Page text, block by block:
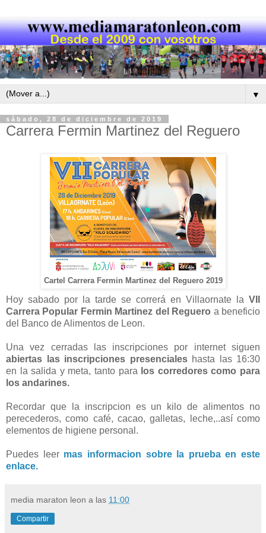
▼
sábado, 28 de diciembre de 2019
Carrera Fermin Martinez del Reguero
Cartel Carrera Fermin Martinez del Reguero 2019
Hoy sabado por la tarde se correrá en Villaornate la VII
Carrera Popular Fermin Martinez del Reguero a beneficio
del Banco de Alimentos de Leon.
Una vez cerradas las inscripciones por internet siguen
abiertas las inscripciones presencialeshasta las 16:30
en la salida y meta, tanto para los corredores como para
los andarines.
Recordar que la inscripcion es un kilo de alimentos no
perecederos, como café, cacao, galletas, leche,..así como
elementos de higiene personal.
Puedes leer mas informacion sobre la prueba en este
enlace.
media maraton leon a las 11:00
Compartir